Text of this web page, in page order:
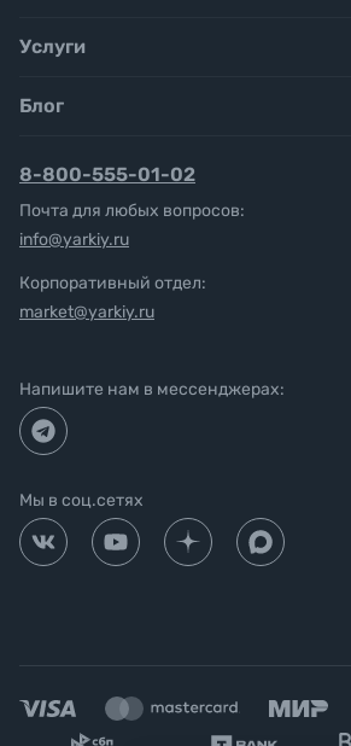
Услуги
Блог
8-800-555-01-02
Почта для любых вопросов:
info@yarkiy.ru
Корпоративный отдел:
market@yarkiy.ru
Напишите нам в мессенджерах:
Мы в соц.сетях